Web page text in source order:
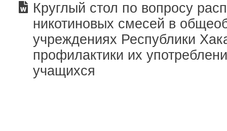
Круглый стол по вопросу
никотиновых смесей в
учреждениях Республики
профилактики их
учащихся